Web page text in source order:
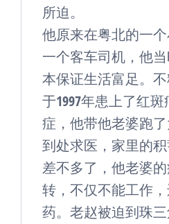
所迫。
他原来在粤北的一
一个客车司机，他
本保证生活富足。
于1997年患上了红
症，他带他老婆跑
到处求医，家里的
差不多了，他老婆
转，不仅不能工作
药。老赵被迫到珠三